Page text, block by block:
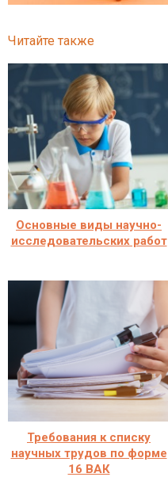
Читайте также
Основные виды научно-
исследовательских работ
Требования к списку
научных трудов по форме
16 ВАК